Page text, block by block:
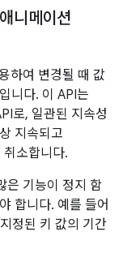
니메이션
하여 변경될 때 값
니다. 이 API는
로, 일관된 지속성
지속되고
소합니다.
은 기능이 정지 함
합니다. 예를 들어
정된 키 값의 기간